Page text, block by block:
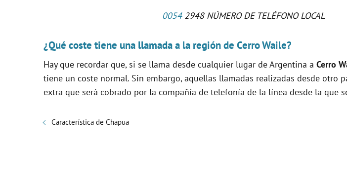
00542948 NÚMERO DE TELÉFONO LOCAL
¿Qué coste tiene una llamada a la región de Cerro Waile?
Hay que recordar que, si se llama desde cualquier lugar de Argentina a Cerro
tiene un coste normal. Sin embargo, aquellas llamadas realizadas desde otro
extra que será cobrado por la compañía de telefonía de la línea desde la que
Característica de Chapua